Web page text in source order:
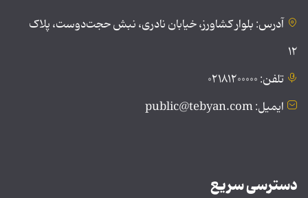
آدرس: بلوار کشاورز، خیابان نادری، نبش حجت‌دوست، پلاک
۱۲
تلفن: ۰۲۱۸۱۲۰۰۰۰۰
ایمیل: public@tebyan.com
دسترسی سریع